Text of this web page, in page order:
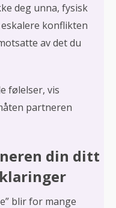
deg unna, fysisk
konflikten
av det du
følelser, vis
partneren
din ditt
blir for mange